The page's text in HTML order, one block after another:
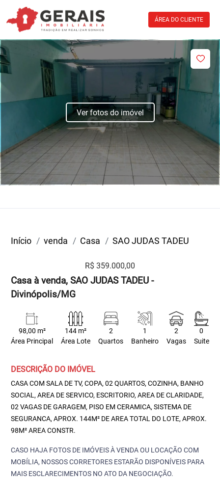
ÁREA DO CLIENTE
Ver fotos do imóvel
Início venda Casa SAO JUDAS TADEU
R$ 359.000,00
Casa à venda, SAO JUDAS TADEU -
Divinópolis/MG
98,00 m²
Área Principal
144 m²
Área Lote
2
Quartos
1
Banheiro
2
Vagas
0
Suite
DESCRIÇÃO DO IMÓVEL
CASA COM SALA DE TV, COPA, 02 QUARTOS, COZINHA, BANHO
SOCIAL, AREA DE SERVICO, ESCRITORIO, AREA DE CLARIDADE,
02 VAGAS DE GARAGEM, PISO EM CERAMICA, SISTEMA DE
SEGURANCA, APROX. 144M² DE AREA TOTAL DO LOTE, APROX.
98M² AREA CONSTR.
CASO HAJA FOTOS DE IMÓVEIS À VENDA OU LOCAÇÃO COM
MOBÍLIA, NOSSOS CORRETORES ESTARÃO DISPONÍVEIS PARA
MAIS ESCLARECIMENTOS NO ATO DA NEGOCIAÇÃO.